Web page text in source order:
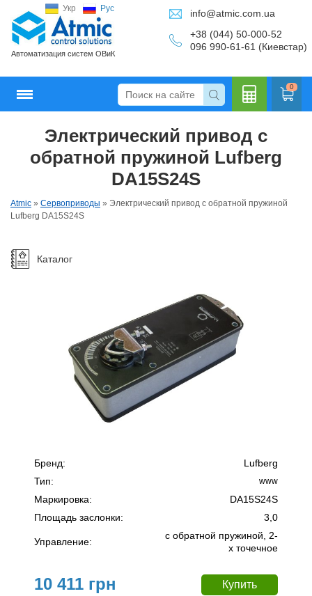
Укр Рус
Автоматизация систем ОВиК
info@atmic.com.ua
+38 (044) 50-000-52
096 990-61-61 (Киевстар)
0
Кальку
Электрический привод с
обратной пружиной Lufberg
DA15S24S
Atmic » Сервоприводы » Электрический привод с обратной пружиной
Lufberg DA15S24S
Каталог
Бренд:
Lufberg
Тип:
www
Маркировка:
DA15S24S
Площадь заслонки:
3,0
Управление:
c обратной пружиной, 2-
х точечное
10 411 грн